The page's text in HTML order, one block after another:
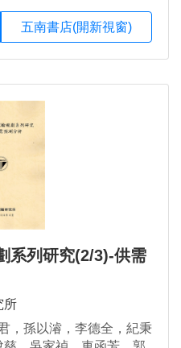
五南書店(開新視窗)
系列研究(2/3)-供需
所
，孫以濬，李德全，紀秉